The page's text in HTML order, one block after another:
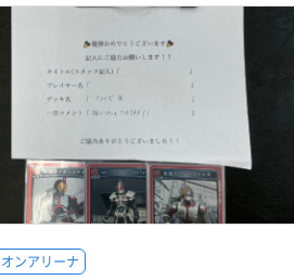
ンアリーナ